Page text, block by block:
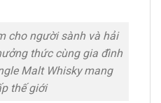
cho người sành và hải
thức cùng gia đình
Malt Whisky mang
thế giới